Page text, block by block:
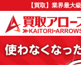
【買取】業界最大